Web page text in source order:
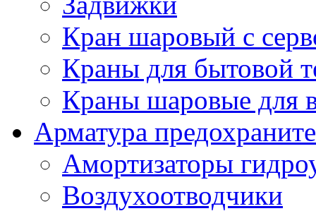
Кран шаровый с
Краны для бытовой
Краны шаровые для
Арматура
Амортизаторы
Воздухоотводчики